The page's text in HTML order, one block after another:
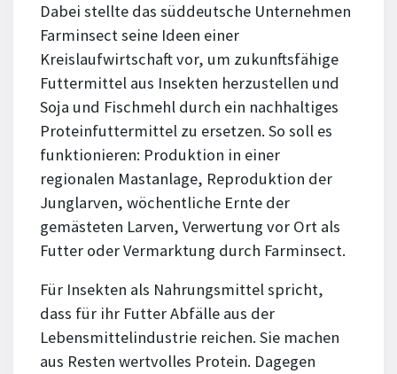
Dabei stellte das süddeutsche Unternehmen
Farminsect seine Ideen einer
Kreislaufwirtschaft vor, um zukunftsfähige
Futtermittel aus Insekten herzustellen und
Soja und Fischmehl durch ein nachhaltiges
Proteinfuttermittel zu ersetzen. So soll es
funktionieren: Produktion in einer
regionalen Mastanlage, Reproduktion der
Junglarven, wöchentliche Ernte der
gemästeten Larven, Verwertung vor Ort als
Futter oder Vermarktung durch Farminsect.
Für Insekten als Nahrungsmittel spricht,
dass für ihr Futter Abfälle aus der
Lebensmittelindustrie reichen. Sie machen
aus Resten wertvolles Protein. Dagegen